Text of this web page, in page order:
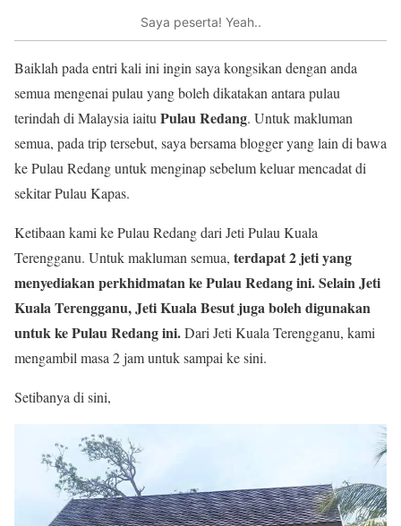
Saya peserta! Yeah..
Baiklah pada entri kali ini ingin saya kongsikan dengan anda
semua mengenai pulau yang boleh dikatakan antara pulau
terindah di Malaysia iaituPulau Redang. Untuk makluman
semua, pada trip tersebut, saya bersama blogger yang lain di bawa
ke Pulau Redang untuk menginap sebelum keluar mencadat di
sekitar Pulau Kapas.
Ketibaan kami ke Pulau Redang dari Jeti Pulau Kuala
Terengganu. Untuk makluman semua, terdapat 2 jeti yang
menyediakan perkhidmatan ke Pulau Redang ini. Selain Jeti
Kuala Terengganu, Jeti Kuala Besut juga boleh digunakan
untuk ke Pulau Redang ini.Dari Jeti Kuala Terengganu, kami
mengambil masa 2 jam untuk sampai ke sini.
Setibanya di sini,